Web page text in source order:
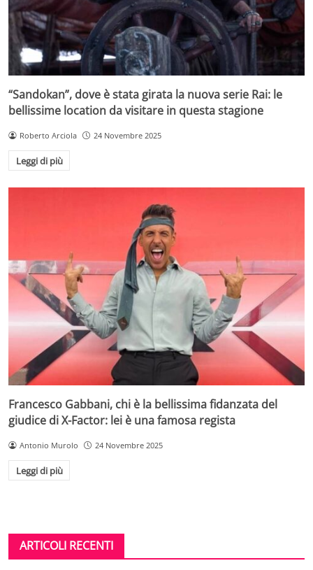
“Sandokan”, dove è stata girata la nuova serie Rai: le
bellissime location da visitare in questa stagione
Roberto Arciola 24 Novembre 2025
Leggi di più
Francesco Gabbani, chi è la bellissima fidanzata del
giudice di X-Factor: lei è una famosa regista
Antonio Murolo 24 Novembre 2025
Leggi di più
ARTICOLI RECENTI